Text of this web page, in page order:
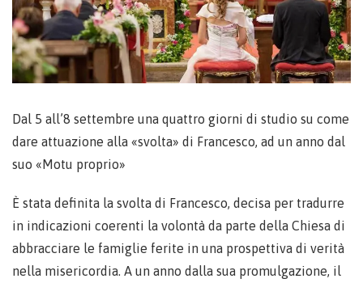
Dal 5 all’8 settembre una quattro giorni di studio su come
dare attuazione alla «svolta» di Francesco, ad un anno dal
suo «Motu proprio»
È stata definita la svolta di Francesco, decisa per tradurre
in indicazioni coerenti la volontà da parte della Chiesa di
abbracciare le famiglie ferite in una prospettiva di verità
nella misericordia. A un anno dalla sua promulgazione, il